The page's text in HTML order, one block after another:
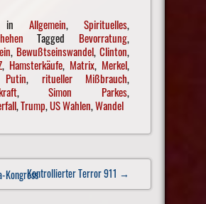
inAllgemein,Spirituelles,
Tagged Bevorratung,
, Bewußtseinswandel,Clinton,
, Hamsterkäufe, Matrix, Merkel,
Putin, ritueller Mißbrauch,
,Simon Parkes,
,Trump,US Wahlen,Wandel
KongressKontrollierter Terror 911 →